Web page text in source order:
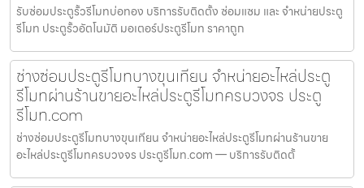
รับซ่อมประตูรั้วรีโมทบ่อทอง บริการรับติดตั้ง ซ่อมแซม และ จำหน่ายประตู
รีโมท ประตูรั้วอัตโนมัติ มอเตอร์ประตูรีโมท ราคาถูก
ช่างซ่อมประตูรีโมทบางขุนเทียน จำหน่ายอะไหล่ประตู
รีโมทผ่านร้านขายอะไหล่ประตูรีโมทครบวงจร ประตู
รีโมท.com
ช่างซ่อมประตูรีโมทบางขุนเทียน จำหน่ายอะไหล่ประตูรีโมทผ่านร้านขาย
อะไหล่ประตูรีโมทครบวงจร ประตูรีโมท.com — บริการรับติดตั้